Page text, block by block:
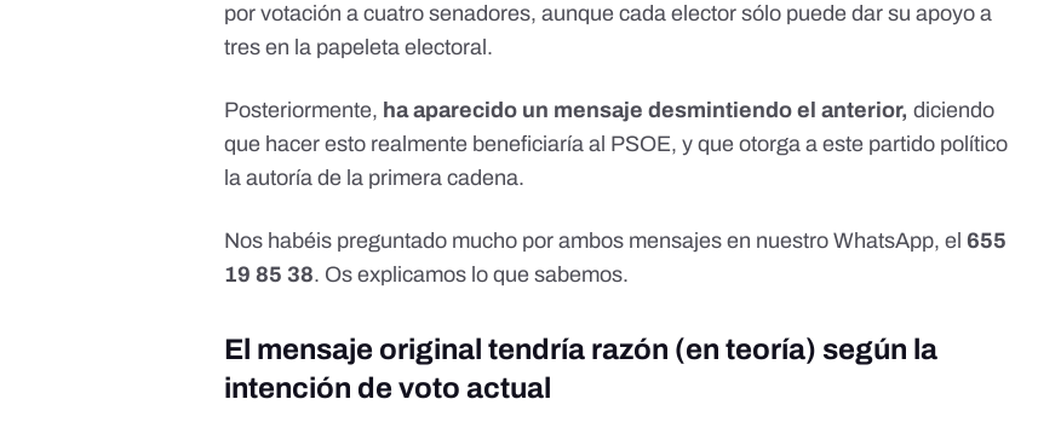
por votación a cuatro senadores, aunque cada elector sólo puede dar su apoyo a
tres en la papeleta electoral.
Posteriormente, ha aparecido un mensaje desmintiendo el anterior, diciendo
que hacer esto realmente beneficiaría al PSOE, y que otorga a este partido político
la autoría de la primera cadena.
Nos habéis preguntado mucho por ambos mensajes en nuestro WhatsApp, el 655
19 85 38. Os explicamos lo que sabemos.
El mensaje original tendría razón (en teoría) según la
intención de voto actual